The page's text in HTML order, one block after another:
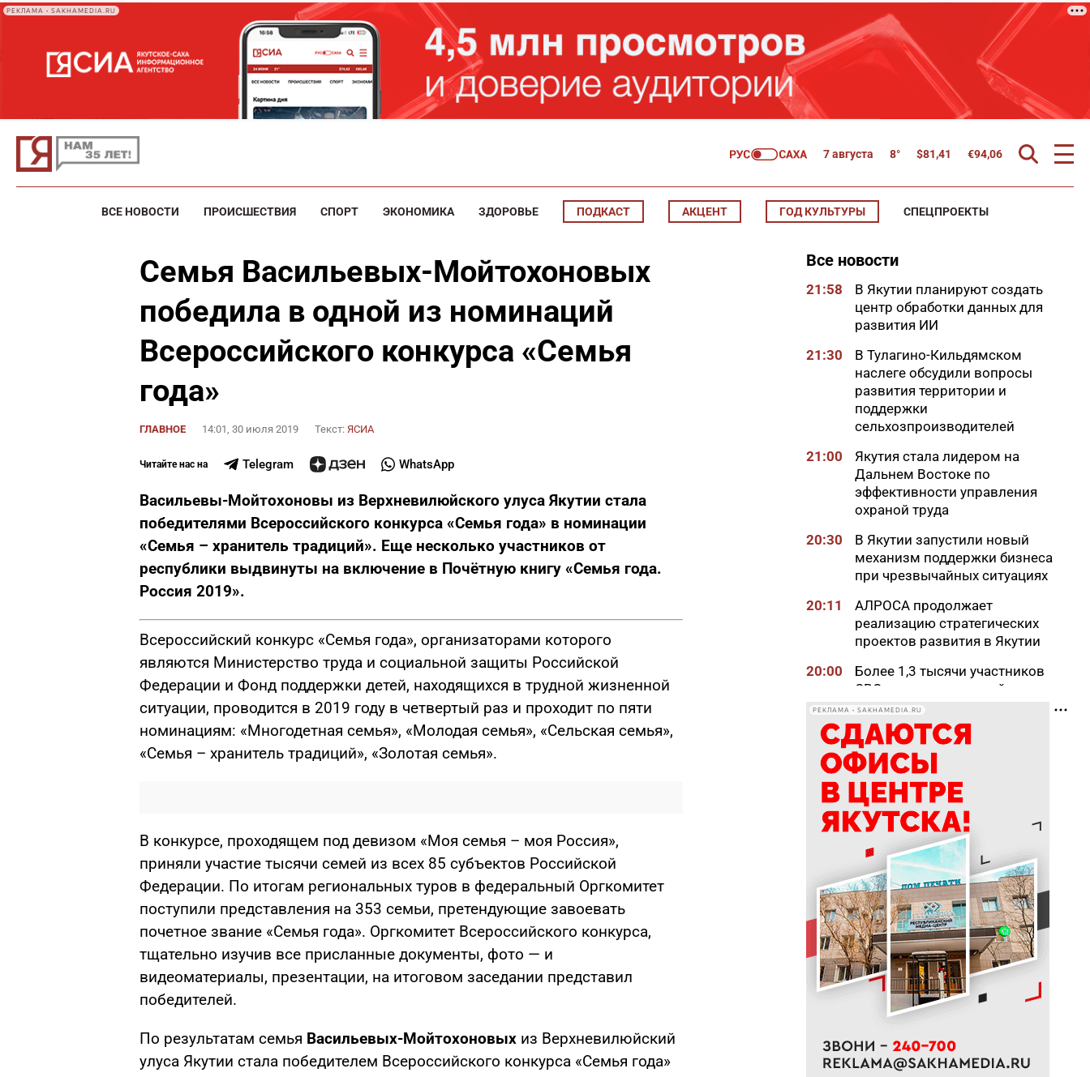
РЕКЛАМА • SAKHAMEDIA.RU
7 августа 8° $81,41 €94,06
ВСЕ НОВОСТИ ПРОИСШЕСТВИЯ СПОРТ ЭКОНОМИКА ЗДОРОВЬЕ ПОДКАСТ АКЦЕНТ ГОД КУЛЬТУРЫ СПЕЦПРОЕКТЫ
Семья Васильевых-Мойтохоновых
победила в одной из номинаций
Всероссийского конкурса «Семья
года»
ГЛАВНОЕ 14:01, 30 июля 2019 Текст: ЯСИА
Читайте нас на Telegram WhatsApp
Васильевы-Мойтохоновы из Верхневилюйского улуса Якутии стала
победителями Всероссийского конкурса «Семья года» в номинации
«Семья – хранитель традиций». Еще несколько участников от
республики выдвинуты на включение в Почётную книгу «Семья года.
Россия 2019».
Всероссийский конкурс «Семья года», организаторами которого
являются Министерство труда и социальной защиты Российской
Федерации и Фонд поддержки детей, находящихся в трудной жизненной
ситуации, проводится в 2019 году в четвертый раз и проходит по пяти
номинациям: «Многодетная семья», «Молодая семья», «Сельская семья»,
«Семья – хранитель традиций», «Золотая семья».
В конкурсе, проходящем под девизом «Моя семья – моя Россия»,
приняли участие тысячи семей из всех 85 субъектов Российской
Федерации. По итогам региональных туров в федеральный Оргкомитет
поступили представления на 353 семьи, претендующие завоевать
почетное звание «Семья года». Оргкомитет Всероссийского конкурса,
тщательно изучив все присланные документы, фото — и
видеоматериалы, презентации, на итоговом заседании представил
победителей.
По результатам семья Васильевых-Мойтохоновых из Верхневилюйский
улуса Якутии стала победителем Всероссийского конкурса «Семья года»
Все новости
21:58
В Якутии планируют создать
центр обработки данных для
развития ИИ
21:30
В Тулагино-Кильдямском
наслеге обсудили вопросы
развития территории и
поддержки
сельхозпроизводителей
21:00
Якутия стала лидером на
Дальнем Востоке по
эффективности управления
охраной труда
20:30
В Якутии запустили новый
механизм поддержки бизнеса
при чрезвычайных ситуациях
20:11
АЛРОСА продолжает
реализацию стратегических
проектов развития в Якутии
20:00
Более 1,3 тысячи участников
СВО и членов их семей
получили земельные участки
в Якутии
19:50
76% якутян заранее
предупреждают работодателя
об увольнении
19:25
Новый аэропорт в Мирном
планируется ввести в
эксплуатацию в 2027 году
19:00
В Якутии работает пилотный
проект «Маршрут заботы» для
пациентов после выписки
18:47
В Якутии стартовал
молодежный Суглан коренных
малочисленных народов
Севера
65% от годового плана сырого
молока
РЕКЛАМА • SAKHAMEDIA.RU